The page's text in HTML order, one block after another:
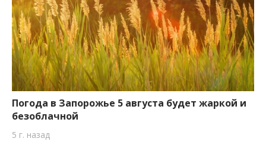
Погода в Запорожье 5 августа будет жаркой и
безоблачной
5 г. назад